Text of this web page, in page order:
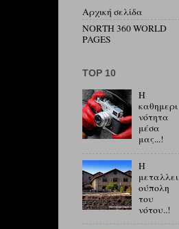
Αρχική σελίδα
NORTH 360 WORLD
PAGES
ΤΟP 10
Η
καθημερι
νότητα
μέσα
μας...!
Η
μεταλλει
ούπολη
του
νότου..!